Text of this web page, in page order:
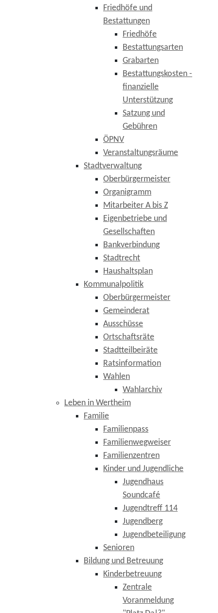
Friedhöfe und
Bestattungen
Friedhöfe
Bestattungsarten
Grabarten
Bestattungskosten -
finanzielle
Unterstützung
Satzung und
Gebühren
ÖPNV
Veranstaltungsräume
Stadtverwaltung
Oberbürgermeister
Organigramm
Mitarbeiter A bis Z
Eigenbetriebe und
Gesellschaften
Bankverbindung
Stadtrecht
Haushaltsplan
Kommunalpolitik
Oberbürgermeister
Gemeinderat
Ausschüsse
Ortschaftsräte
Stadtteilbeiräte
Ratsinformation
Wahlen
Wahlarchiv
Leben in Wertheim
Familie
Familienpass
Familienwegweiser
Familienzentren
Kinder und Jugendliche
Jugendhaus
Soundcafé
Jugendtreff 114
Jugendberg
Jugendbeteiligung
Senioren
Bildung und Betreuung
Kinderbetreuung
Zentrale
Voranmeldung